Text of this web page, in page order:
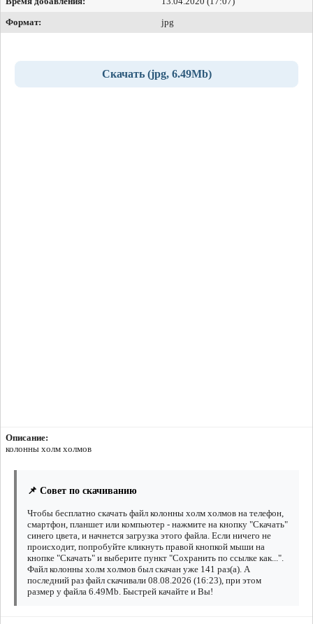
Формат:
jpg
Скачать (jpg, 6.49Mb)
Описание:
колонны холм холмов
📌 Совет по скачиванию
Чтобы бесплатно скачать файл колонны холм холмов на телефон,
смартфон, планшет или компьютер - нажмите на кнопку "Скачать"
синего цвета, и начнется загрузка этого файла. Если ничего не
происходит, попробуйте кликнуть правой кнопкой мыши на
кнопке "Скачать" и выберите пункт "Сохранить по ссылке как...".
Файл колонны холм холмов был скачан уже 141 раз(а). А
последний раз файл скачивали 08.08.2026 (16:23), при этом
размер у файла 6.49Mb. Быстрей качайте и Вы!